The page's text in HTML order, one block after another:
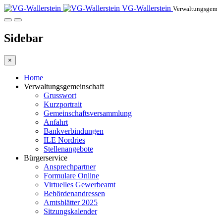
VG-Wallerstein
Sidebar
×
Home
Verwaltungsgemeinschaft
Grusswort
Kurzportrait
Gemeinschaftsversammlung
Anfahrt
Bankverbindungen
ILE Nordries
Stellenangebote
Bürgerservice
Ansprechpartner
Formulare Online
Virtuelles Gewerbeamt
Behördenandressen
Amtsblätter 2025
Sitzungskalender